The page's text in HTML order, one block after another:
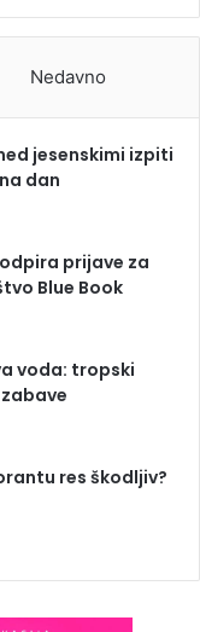
Nedavno
jesenskimi izpiti
dan
prijave za
Blue Book
voda: tropski
res škodljiv?